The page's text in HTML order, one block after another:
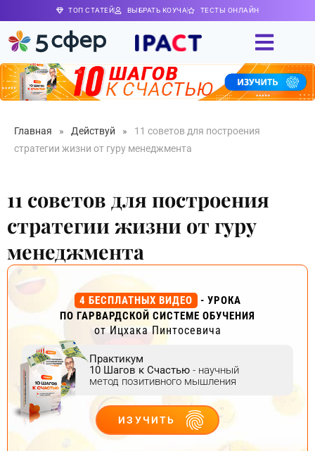
ТОП СТАТЕЙ ВЫБРАТЬ КОУЧА ТЕСТЫ ОНЛАЙН
Главная » Действуй »
11 советов для построения
стратегии жизни от гуру менеджмента
11 советов для построения
стратегии жизни от гуру
менеджмента
4 БЕСПЛАТНЫХ ВИДЕО
- УРОКА
ПО ГАРВАРДСКОЙ СИСТЕМЕ ОБУЧЕНИЯ
от Ицхака Пинтосевича
Практикум
10 Шагов к Счастью - научный
метод позитивного мышления
ИЗУЧИТЬ